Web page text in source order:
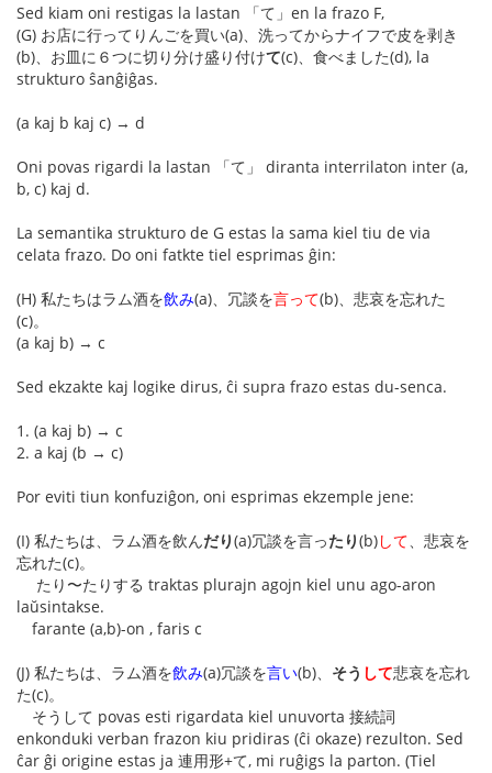
Sed kiam oni restigas la lastan 「て」en la frazo F,
(G) お店に行ってりんごを買い(a)、洗ってからナイフで皮を剥き
(b)、お皿に６つに切り分け盛り付けて(c)、食べました(d), la
strukturo ŝanĝiĝas.
(a kaj b kaj c) → d
Oni povas rigardi la lastan 「て」 diranta interrilaton inter (a,
b, c) kaj d.
La semantika strukturo de G estas la sama kiel tiu de via
celata frazo. Do oni fatkte tiel esprimas ĝin:
(H) 私たちはラム酒を飲み(a)、冗談を言って(b)、悲哀を忘れた
(c)。
(a kaj b) → c
Sed ekzakte kaj logike dirus, ĉi supra frazo estas du-senca.
1. (a kaj b) → c
2. a kaj (b → c)
Por eviti tiun konfuziĝon, oni esprimas ekzemple jene:
(I) 私たちは、ラム酒を飲んだり(a)冗談を言ったり(b)して 、悲哀を
忘れた(c)。
たり〜たりする traktas plurajn agojn kiel unu ago-aron
laŭsintakse.
farante (a,b)-on , faris c
(J) 私たちは、ラム酒を飲み(a)冗談を言い(b)、 そう して悲哀を忘れ
た(c)。
そうして povas esti rigardata kiel unuvorta 接続詞
enkonduki verban frazon kiu pridiras (ĉi okaze) rezulton. Sed
ĉar ĝi origine estas ja 連用形+て, mi ruĝigs la parton. (Tiel